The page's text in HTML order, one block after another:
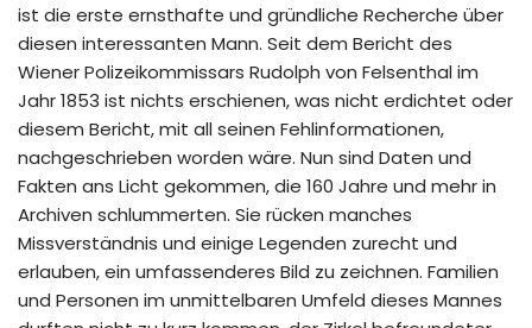
ist die erste ernsthafte und gründliche Recherche über
diesen interessanten Mann. Seit dem Bericht des
Wiener Polizeikommissars Rudolph von Felsenthal im
Jahr 1853 ist nichts erschienen, was nicht erdichtet oder
diesem Bericht, mit all seinen Fehlinformationen,
nachgeschrieben worden wäre. Nun sind Daten und
Fakten ans Licht gekommen, die 160 Jahre und mehr in
Archiven schlummerten. Sie rücken manches
Missverständnis und einige Legenden zurecht und
erlauben, ein umfassenderes Bild zu zeichnen. Familien
und Personen im unmittelbaren Umfeld dieses Mannes